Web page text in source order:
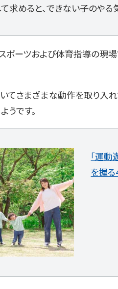
求めると、できない子のや
ポーツおよび体育指導の現
てさまざまな動作を取り入れ
うです。
「運
を握